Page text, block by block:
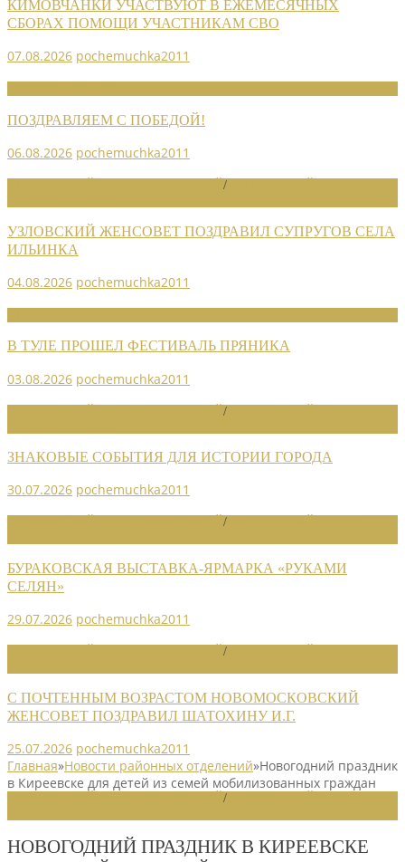
КИМОВЧАНКИ УЧАСТВУЮТ В ЕЖЕМЕСЯЧНЫХ
СБОРАХ ПОМОЩИ УЧАСТНИКАМ СВО
07.08.2026 pochemuchka2011
ПОЗДРАВЛЯЕМ С ПОБЕДОЙ!
06.08.2026 pochemuchka2011
/
УЗЛОВСКИЙ ЖЕНСОВЕТ ПОЗДРАВИЛ СУПРУГОВ СЕЛА
ИЛЬИНКА
04.08.2026 pochemuchka2011
В ТУЛЕ ПРОШЕЛ ФЕСТИВАЛЬ ПРЯНИКА
03.08.2026 pochemuchka2011
/
ЗНАКОВЫЕ СОБЫТИЯ ДЛЯ ИСТОРИИ ГОРОДА
30.07.2026 pochemuchka2011
/
БУРАКОВСКАЯ ВЫСТАВКА-ЯРМАРКА «РУКАМИ
СЕЛЯН»
29.07.2026 pochemuchka2011
/
С ПОЧТЕННЫМ ВОЗРАСТОМ НОВОМОСКОВСКИЙ
ЖЕНСОВЕТ ПОЗДРАВИЛ ШАТОХИНУ И.Г.
25.07.2026 pochemuchka2011
Главная»Новости районных отделений»Новогодний праздник
в Киреевске для детей из семей мобилизованных граждан
/
НОВОГОДНИЙ ПРАЗДНИК В КИРЕЕВСКЕ